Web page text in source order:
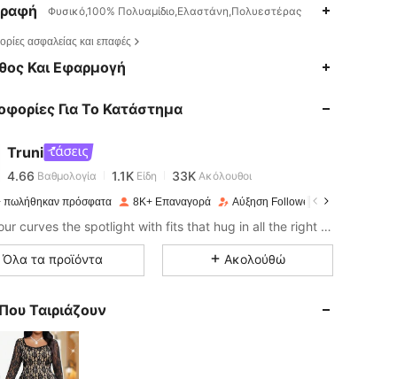
Φυσικό,100% Πολυαμίδιο,Ελαστάνη,Πολυεστέρας
ασφαλείας και επαφές
Και Εφαρμογή
Για Το Κατάστημα
Truni
4.66 1.1K
4.66 1.1K 33K
4.66 Βαθμολογία 1.1K Είδη 33K Ακόλουθοι
s***4πληρώθηκανπριν μία μέρα
4.66 1.1K 33K
4.66 1.1K 33K
4.66
πωλήθηκαν πρόσφατα 8K+ Επαναγορά Αύξηση Follower 117%
Give your curves the spotlight with fits that hug in all the right places.
Όλα τα προϊόντα Ακολούθώ
Ταιριάζουν